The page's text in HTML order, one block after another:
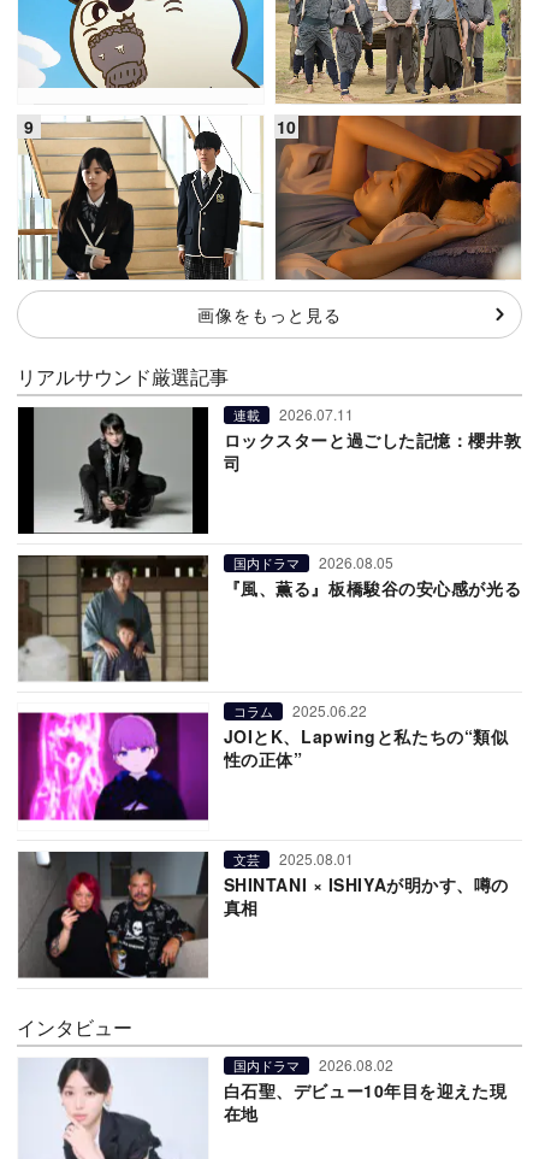
画像をもっと見る
リアルサウンド厳選記事
連載 2026.07.11
ロックスターと過ごした記憶：櫻井敦
司
国内ドラマ 2026.08.05
『風、薫る』板橋駿谷の安心感が光る
コラム 2025.06.22
JOIとK、Lapwingと私たちの“類似
性の正体”
文芸 2025.08.01
SHINTANI × ISHIYAが明かす、噂の
真相
インタビュー
国内ドラマ 2026.08.02
白石聖、デビュー10年目を迎えた現
在地